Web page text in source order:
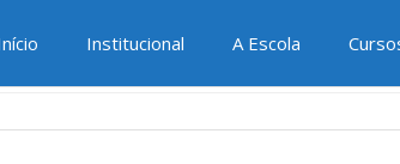
Institucional A Escola